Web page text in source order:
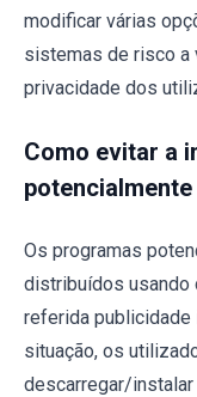
modificar várias
sistemas de risco a
privacidade dos
Como evitar a
Os programas
distribuídos usando
referida publicidade
situação, os
descarregar/